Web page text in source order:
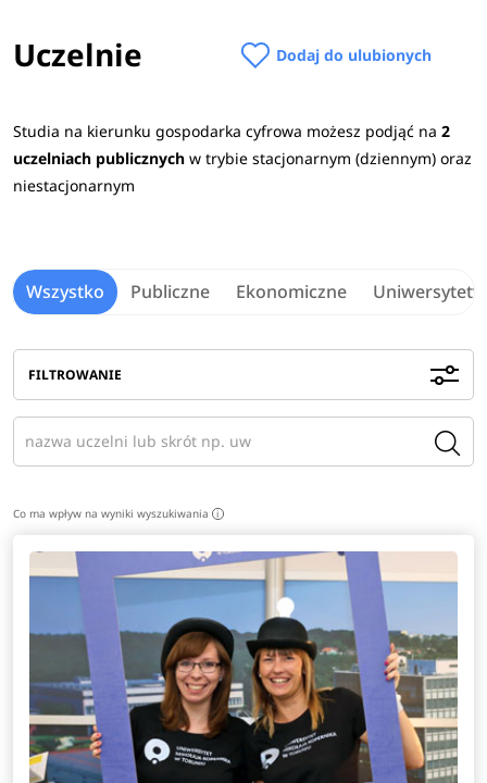
kierunku
gospodarka cyfrowanajczęściej wymagane
nowożytny,wiedza o społeczeństwie,geografia
oraz fizyka.Sprawdźwymagane przedmioty maturalne
na uczelniach>
Absolwenci znajdą zatrudnienie w sektorze finansowym,
transportowych oraz w innych gałęziach przemysłu.
Ponadto mogą objąć stanowisko analityka danych,
informacji oraz programisty. Zobacz pełen opis kierunku>
Uczelnie Dodaj do ulubionych
Studia na kierunku gospodarka cyfrowa możesz podjąć na 2
uczelniach publicznychw trybie stacjonarnym (dziennym) oraz
niestacjonarnym
Wszystko Publiczne Ekonomiczne Uniwersytety
FILTROWANIE
Co ma wpływ na wyniki wyszukiwania i